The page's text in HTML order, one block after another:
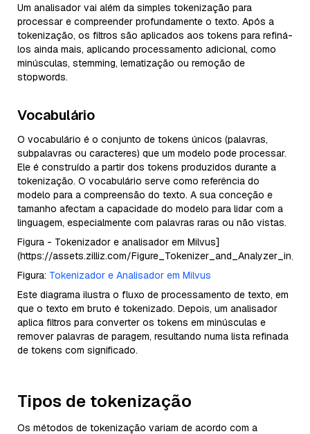
Um analisador vai além da simples tokenização para
processar e compreender profundamente o texto. Após a
tokenização, os filtros são aplicados aos tokens para refiná-
los ainda mais, aplicando processamento adicional, como
minúsculas, stemming, lematização ou remoção de
stopwords.
Vocabulário
O vocabulário é o conjunto de tokens únicos (palavras,
subpalavras ou caracteres) que um modelo pode processar.
Ele é construído a partir dos tokens produzidos durante a
tokenização. O vocabulário serve como referência do
modelo para a compreensão do texto. A sua conceção e
tamanho afectam a capacidade do modelo para lidar com a
linguagem, especialmente com palavras raras ou não vistas.
Figura - Tokenizador e analisador em Milvus]
(https://assets.zilliz.com/
Figura: Tokenizador e Analisador em Milvus
Este diagrama ilustra o fluxo de processamento de texto, em
que o texto em bruto é tokenizado. Depois, um analisador
aplica filtros para converter os tokens em minúsculas e
remover palavras de paragem, resultando numa lista refinada
de tokens com significado.
Tipos de tokenização
Os métodos de tokenização variam de acordo com a